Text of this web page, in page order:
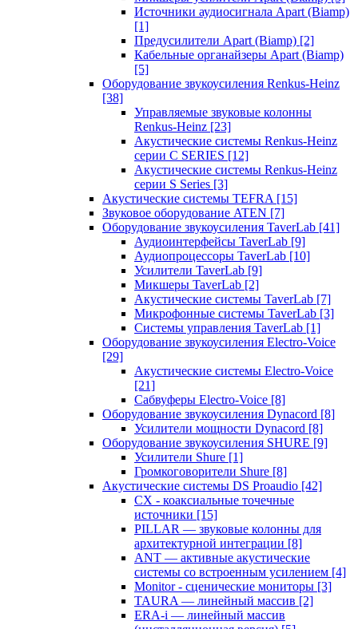
Источники аудиосигнала Apart (Biamp)
[1]
Предусилители Apart (Biamp) [2]
Кабельные органайзеры Apart (Biamp)
[5]
Оборудование звукоусиления Renkus-Heinz
[38]
Управляемые звуковые колонны
Renkus-Heinz [23]
Акустические системы Renkus-Heinz
серии C SERIES [12]
Акустические системы Renkus-Heinz
серии S Series [3]
Акустические системы TEFRA [15]
Звуковое оборудование ATEN [7]
Оборудование звукоусиления TaverLab [41]
Аудиоинтерфейсы TaverLab [9]
Аудиопроцессоры TaverLab [10]
Усилители TaverLab [9]
Микшеры TaverLab [2]
Акустические системы TaverLab [7]
Микрофонные системы TaverLab [3]
Системы управления TaverLab [1]
Оборудование звукоусиления Electro-Voice
[29]
Акустические системы Electro-Voice
[21]
Сабвуферы Electro-Voice [8]
Оборудование звукоусиления Dynacord [8]
Усилители мощности Dynacord [8]
Оборудование звукоусиления SHURE [9]
Усилители Shure [1]
Громкоговорители Shure [8]
Акустические системы DS Proaudio [42]
CX - коаксиальные точечные
источники [15]
PILLAR — звуковые колонны для
архитектурной интеграции [8]
ANT — активные акустические
системы со встроенным усилением [4]
Monitor - сценические мониторы [3]
TAURA — линейный массив [2]
ERA-i — линейный массив